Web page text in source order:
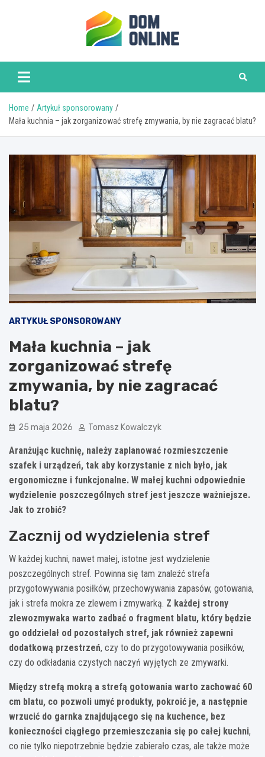
www.domonline.pl
Home
Artykuł sponsorowany
Mała kuchnia – jak zorganizować strefę zmywania, by nie zagracać blatu?
ARTYKUŁ SPONSOROWANY
Mała kuchnia – jak
zorganizować strefę
zmywania, by nie zagracać
blatu?
25 maja 2026 Tomasz Kowalczyk
Aranżując kuchnię, należy zaplanować rozmieszczenie
szafek i urządzeń, tak aby korzystanie z nich było, jak
ergonomiczne i funkcjonalne. W małej kuchni odpowiednie
wydzielenie poszczególnych stref jest jeszcze ważniejsze.
Jak to zrobić?
Zacznij od wydzielenia stref
W każdej kuchni, nawet małej, istotne jest wydzielenie
poszczególnych stref. Powinna się tam znaleźć strefa
przygotowywania posiłków, przechowywania zapasów, gotowania,
jak i strefa mokra ze zlewem i zmywarką. Z każdej strony
zlewozmywaka warto zadbać o fragment blatu, który będzie
go oddzielał od pozostałych stref, jak również zapewni
dodatkową przestrzeń, czy to do przygotowywania posiłków,
czy do odkładania czystych naczyń wyjętych ze zmywarki.
Między strefą mokrą a strefą gotowania warto zachować 60
cm blatu, co pozwoli umyć produkty, pokroić je, a następnie
wrzucić do garnka znajdującego się na kuchence, bez
konieczności ciągłego przemieszczania się po całej kuchni,
co nie tylko niepotrzebnie będzie zabierało czas, ale także może